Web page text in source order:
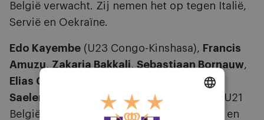
België verwacht. Zij nemen het op tegen Italië,
Servië en Oekraïne.
Edo Kayembe (U23 Congo-Kinshasa), Francis
Amuzu, Zakaria Bakkali, Sebastiaan Bornauw,
Elias Cobbaut
Saelemaekers
enAlbert Sambi Lokonga
(U21
België) maken deel uit van een preselectie en